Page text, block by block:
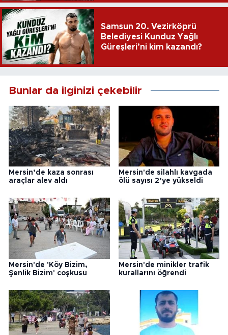
Samsun 20. Vezirköprü
Belediyesi Kunduz Yağlı
Güreşleri’ni kim kazandı?
Bunlar da ilginizi çekebilir
Mersin’de kaza sonrası
araçlar alev aldı
Mersin'de silahlı kavgada
ölü sayısı 2’ye yükseldi
Mersin'de 'Köy Bizim,
Şenlik Bizim' coşkusu
Mersin'de minikler trafik
kurallarını öğrendi